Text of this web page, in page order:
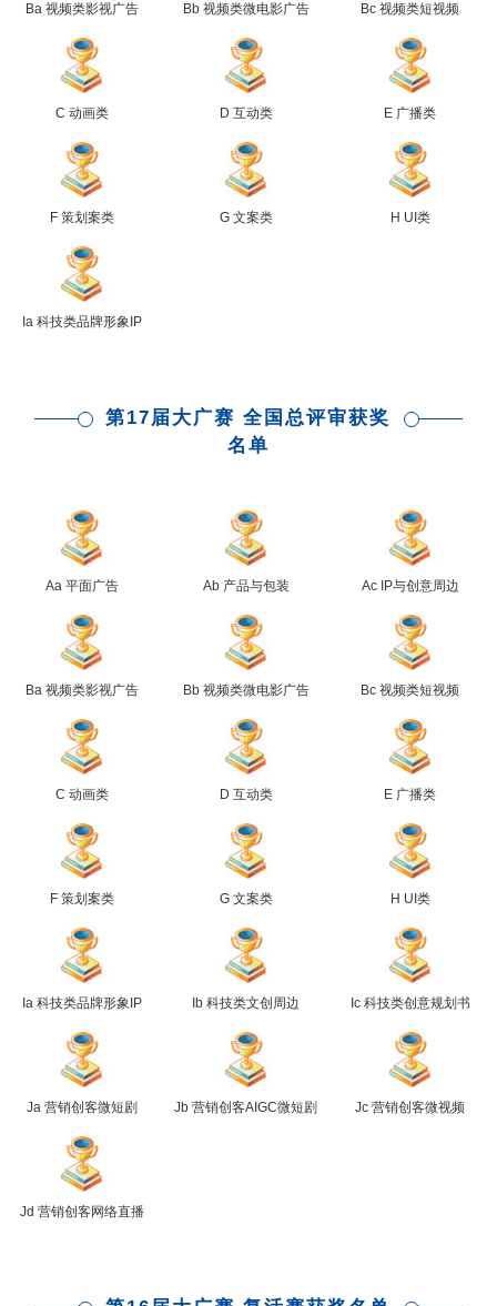
Ba 视频类影视广告 Bb 视频类微电影广告 Bc 视频类短视频
C 动画类 D 互动类 E 广播类
F 策划案类 G 文案类 H UI类
Ia 科技类品牌形象IP
第17届大广赛 全国总评审获奖
名单
Aa 平面广告 Ab 产品与包装 Ac IP与创意周边
Ba 视频类影视广告 Bb 视频类微电影广告 Bc 视频类短视频
C 动画类 D 互动类 E 广播类
F 策划案类 G 文案类 H UI类
Ia 科技类品牌形象IP Ib 科技类文创周边 Ic 科技类创意规划书
Ja 营销创客微短剧 Jb 营销创客AIGC微短剧 Jc 营销创客微视频
Jd 营销创客网络直播